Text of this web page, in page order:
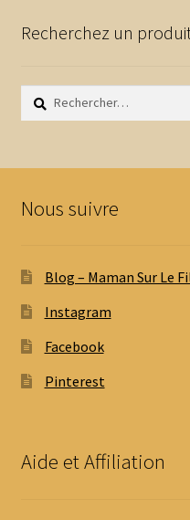
Recherchez un
Rechercher :
Nous suivre
Blog – Maman Sur Le
Instagram
Facebook
Pinterest
Aide et Affiliation